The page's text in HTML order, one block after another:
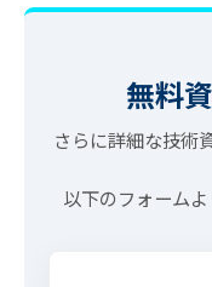
無料
さらに詳細な技術
以下のフォーム